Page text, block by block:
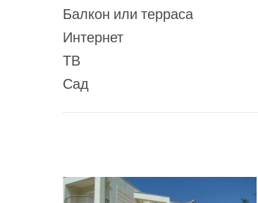
Балкон или терраса
Интернет
ТВ
Сад